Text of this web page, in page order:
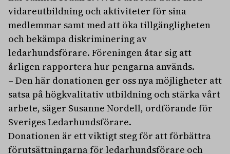
vidareutbildning och aktiviteter för sina
medlemmar samt med att öka tillgängligheten
och bekämpa diskriminering av
ledarhundsförare. Föreningen åtar sig att
årligen rapportera hur pengarna används.
– Den här donationen ger oss nya möjligheter att
satsa på högkvalitativ utbildning och stärka vårt
arbete, säger Susanne Nordell, ordförande för
Sveriges Ledarhundsförare.
Donationen är ett viktigt steg för att förbättra
förutsättningarna för ledarhundsförare och